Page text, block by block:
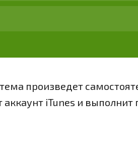
произведет
iTunes и выполнит